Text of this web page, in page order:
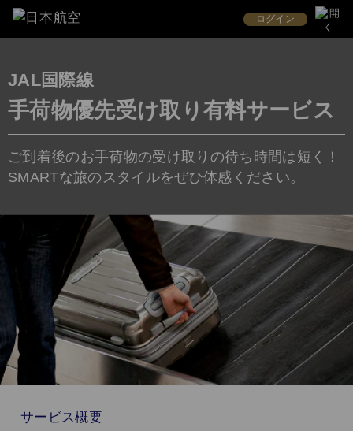
ログイン
JAL国際線
手荷物優先受け取り有料サービス
ご到着後のお手荷物の受け取りの待ち時間は短く！
SMARTな旅のスタイルをぜひ体感ください。
サービス概要